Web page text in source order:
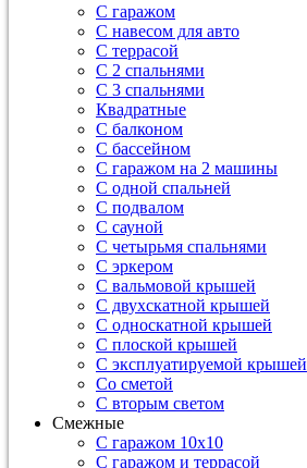
С гаражом
С навесом для авто
С террасой
С 2 спальнями
С 3 спальнями
Квадратные
С балконом
С бассейном
С гаражом на 2 машины
С одной спальней
С подвалом
С сауной
С четырьмя спальнями
С эркером
С вальмовой крышей
С двухскатной крышей
С односкатной крышей
С плоской крышей
С эксплуатируемой крышей
Со сметой
С вторым светом
Смежные
С гаражом 10х10
С гаражом и террасой